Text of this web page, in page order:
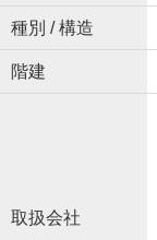
種別 / 構造
階建
取扱会社